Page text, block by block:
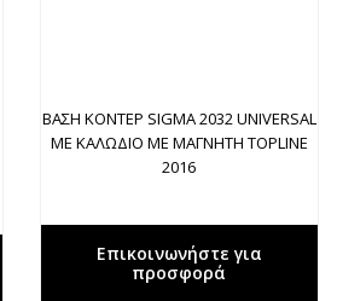
ΒΑΣΗ ΚΟΝΤΕΡ SIGMA 2032 UNIVERSAL
ΜΕ ΚΑΛΩΔΙΟ ΜΕ ΜΑΓΝΗΤΗ TOPLINE
2016
Επικοινωνήστε για
προσφορά